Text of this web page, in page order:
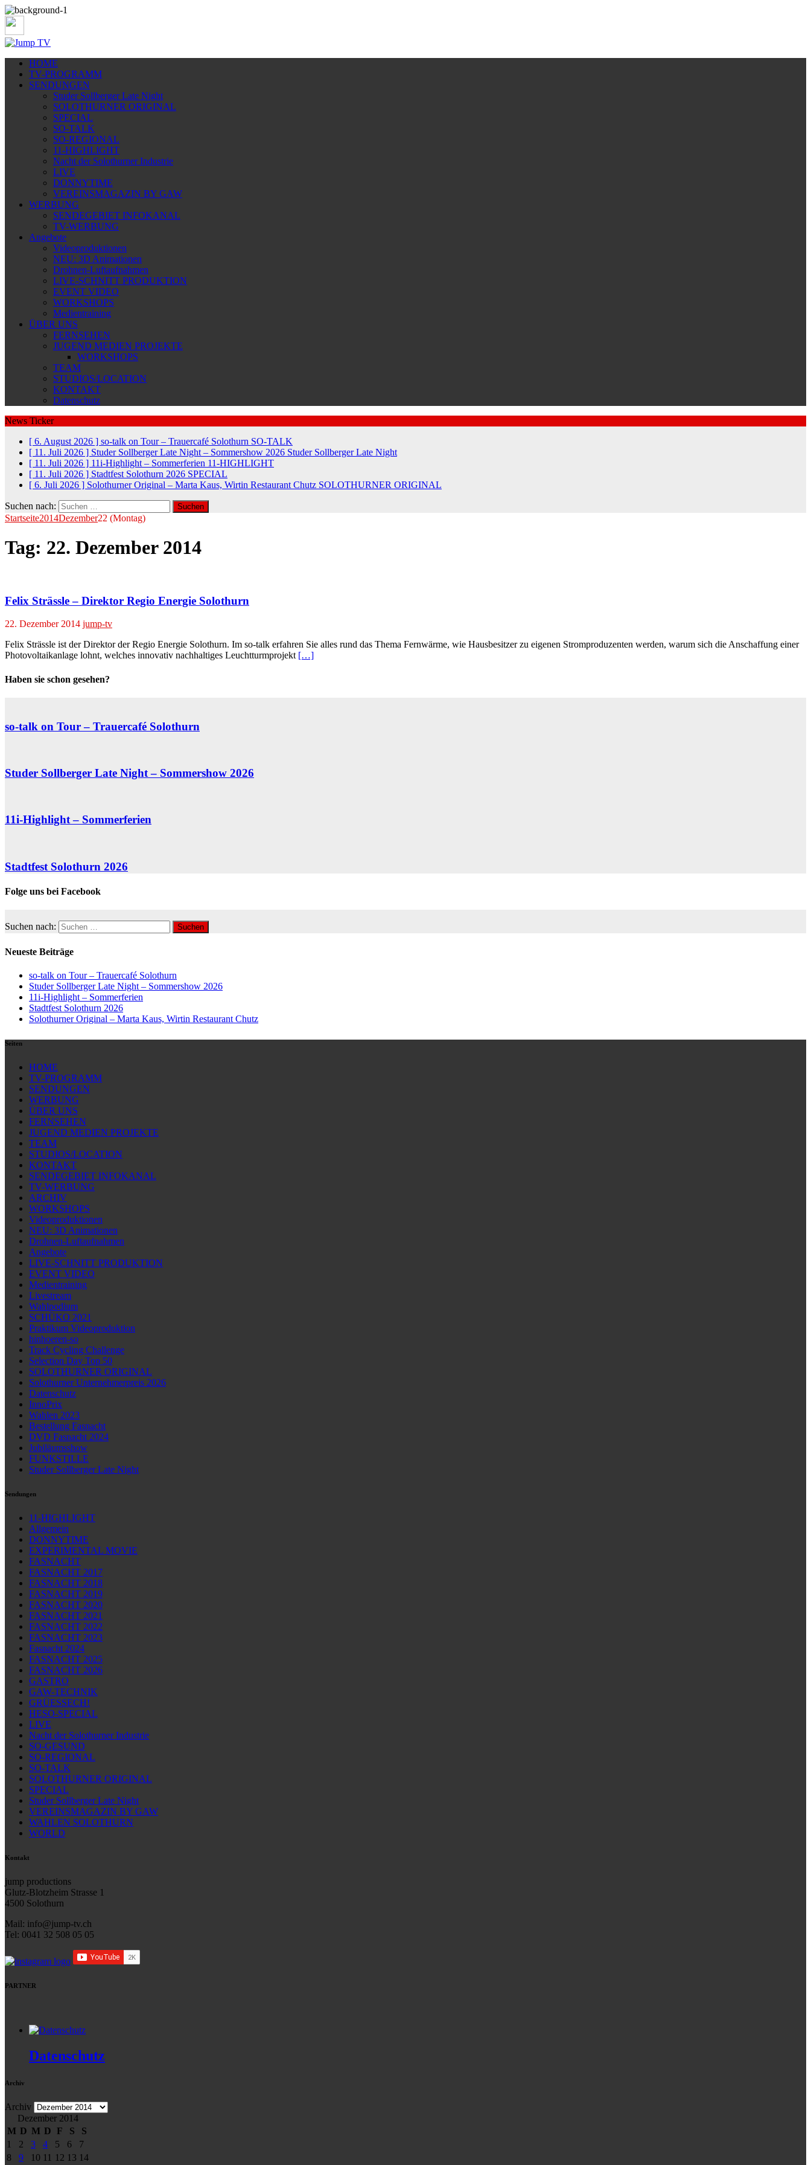
HOME
TV-PROGRAMM
SENDUNGEN
Studer Sollberger Late Night
SOLOTHURNER ORIGINAL
SPECIAL
SO-TALK
SO-REGIONAL
11-HIGHLIGHT
Nacht der Solothurner Industrie
LIVE
DONNYTIME
VEREINSMAGAZIN BY GAW
WERBUNG
SENDEGEBIET INFOKANAL
TV-WERBUNG
Angebote
Videoproduktionen
NEU: 3D Animationen
Drohnen-Luftaufnahmen
LIVE-SCHNITT PRODUKTION
EVENT VIDEO
WORKSHOPS
Medientraining
ÜBER UNS
FERNSEHEN
JUGEND MEDIEN PROJEKTE
WORKSHOPS
TEAM
STUDIOS/LOCATION
KONTAKT
Datenschutz
News Ticker
[ 6. August 2026 ] so-talk on Tour – Trauercafé Solothurn SO-TALK
[ 11. Juli 2026 ] Studer Sollberger Late Night – Sommershow 2026 Studer Sollberger Late Night
[ 11. Juli 2026 ] 11i-Highlight – Sommerferien 11-HIGHLIGHT
[ 11. Juli 2026 ] Stadtfest Solothurn 2026 SPECIAL
[ 6. Juli 2026 ] Solothurner Original – Marta Kaus, Wirtin Restaurant Chutz SOLOTHURNER ORIGINAL
Suchen nach:
Startseite2014Dezember22 (Montag)
Tag: 22. Dezember 2014
Felix Strässle – Direktor Regio Energie Solothurn
22. Dezember 2014 jump-tv
Felix Strässle ist der Direktor der Regio Energie Solothurn. Im so-talk erfahren Sie alles rund das Thema Fernwärme, wie Hausbesitzer zu eigenen Stromproduzenten werden, warum sich die Anschaffung einer
Photovoltaikanlage lohnt, welches innovativ nachhaltiges Leuchtturmprojekt […]
Haben sie schon gesehen?
so-talk on Tour – Trauercafé Solothurn
Studer Sollberger Late Night – Sommershow 2026
11i-Highlight – Sommerferien
Stadtfest Solothurn 2026
Folge uns bei Facebook
Suchen nach:
Neueste Beiträge
so-talk on Tour – Trauercafé Solothurn
Studer Sollberger Late Night – Sommershow 2026
11i-Highlight – Sommerferien
Stadtfest Solothurn 2026
Solothurner Original – Marta Kaus, Wirtin Restaurant Chutz
Seiten
HOME
TV-PROGRAMM
SENDUNGEN
WERBUNG
ÜBER UNS
FERNSEHEN
JUGEND MEDIEN PROJEKTE
TEAM
STUDIOS/LOCATION
KONTAKT
SENDEGEBIET INFOKANAL
TV-WERBUNG
ARCHIV
WORKSHOPS
Videoproduktionen
NEU: 3D Animationen
Drohnen-Luftaufnahmen
Angebote
LIVE-SCHNITT PRODUKTION
EVENT VIDEO
Medientraining
Livestream
Wahlpodium
SCHÜKO 2021
Praktikum Videoproduktion
hinhoeren-so
Track Cycling Challenge
Selection Day Top 50
SOLOTHURNER ORIGINAL
Solothurner Unternehmerpreis 2026
Datenschutz
InnoPrix
Wahlen 2023
Bestellung Fasnacht
DVD Fasnacht 2024
Jubiläumsshow
FUNKSTILLE
Studer Sollberger Late Night
Sendungen
11-HIGHLIGHT
Allgemein
DONNYTIME
EXPERIMENTAL MOVIE
FASNACHT
FASNACHT 2017
FASNACHT 2018
FASNACHT 2019
FASNACHT 2020
FASNACHT 2021
FASNACHT 2022
FASNACHT 2023
Fasnacht 2024
FASNACHT 2025
FASNACHT 2026
GASTRO
GAW-TECHNIK
GRÜESSECH!
HESO-SPECIAL
LIVE
Nacht der Solothurner Industrie
SO-GESUND
SO-REGIONAL
SO-TALK
SOLOTHURNER ORIGINAL
SPECIAL
Studer Sollberger Late Night
VEREINSMAGAZIN BY GAW
WAHLEN SOLOTHURN
WORLD
Kontakt
jump productions
Glutz-Blotzheim Strasse 1
4500 Solothurn
Mail: info@jump-tv.ch
Tel: 0041 32 508 05 05
PARTNER
Datenschutz
Archiv
Archiv
Dezember 2014
M D M D F S
S
1
2 3 4 5 6
7
8
9 10 11 12 13 14